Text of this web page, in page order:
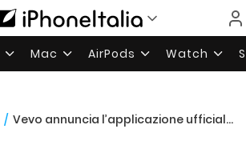
Mac AirPods Watch
/ Vevo annuncia l’applicazione ufficiale per AppleTV